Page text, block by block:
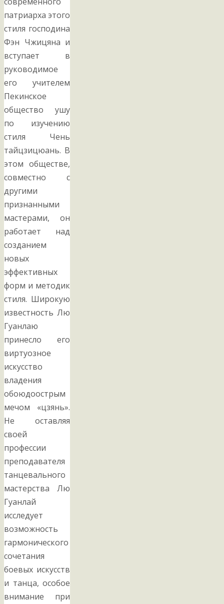
патриарха этого
стиля господина
Фэн Чжицяна и
вступает в
руководимое
его учителем
Пекинское
общество ушу
по изучению
стиля Чень
тайцзицюань. В
этом обществе,
совместно с
другими
признанными
мастерами, он
работает над
созданием
новых
эффективных
форм и методик
стиля. Широкую
известность Лю
Гуанлаю
принесло его
виртуозное
искусство
владения
обоюдоострым
мечом «цзянь».
Не оставляя
своей
профессии
преподавателя
танцевального
мастерства Лю
Гуанлай
исследует
возможность
гармонического
сочетания
боевых искусств
и танца, особое
внимание при